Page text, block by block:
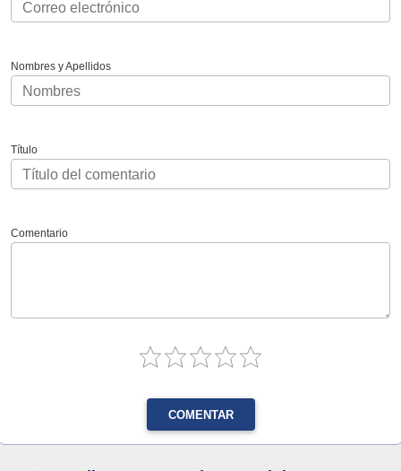
Nombres y Apellidos
Título
Comentario
COMENTAR